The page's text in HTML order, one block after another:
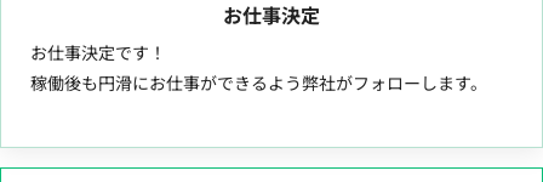
お仕事決定
お仕事決定です！
稼働後も円滑にお仕事ができるよう弊社がフォローします。